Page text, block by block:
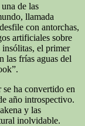
de las
llamada
con antorchas,
artificiales sobre
el primer
las frías aguas del
ha convertido en
año introspectivo.
y las
inolvidable.